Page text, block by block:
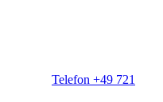
Telefon +49 721